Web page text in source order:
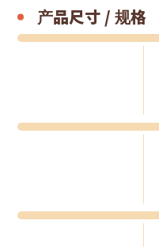
产品尺寸 / 规格